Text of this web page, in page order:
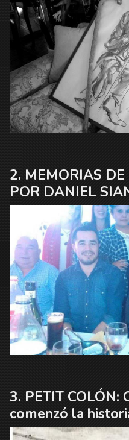
MEMORIAS
POR DANIEL
PETIT COLÓN:
comenzó la